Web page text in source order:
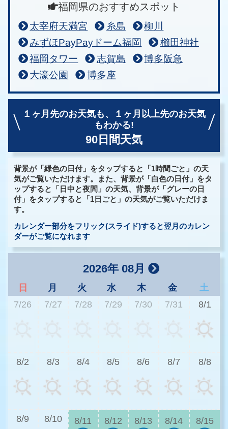
福岡県のおすすめスポット
太宰府天満宮 糸島
柳川
みずほPayPayドーム福岡
櫛田神社
福岡タワー
志賀島
博多阪急
大濠公園
博多座
１ヶ月先のお天気も、
１ヶ月以上先のお天気
もわかる!
90日間天気
背景が「緑色の日付」をタップすると「1時間ごと」の天
気がご覧いただけます。また、背景が「白色の日付」をタ
ップすると「日中と夜間」の天気、背景が「グレーの日
付」をタップすると「1日ごと」の天気がご覧いただけま
す。
カレンダー部分をフリック(スライド)すると翌月のカレン
ダーがご覧になれます
2026年 08月
日 月 火 水 木 金
土
7/26
7/27 7/28 7/29 7/30 7/31 8/1
8/2 8/3 8/4 8/5 8/6 8/7 8/8
8/9 8/10 8/11 8/12 8/13 8/14 8/15